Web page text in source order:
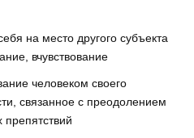
на место другого субъекта
вчувствование
человеком своего
связанное с преодолением